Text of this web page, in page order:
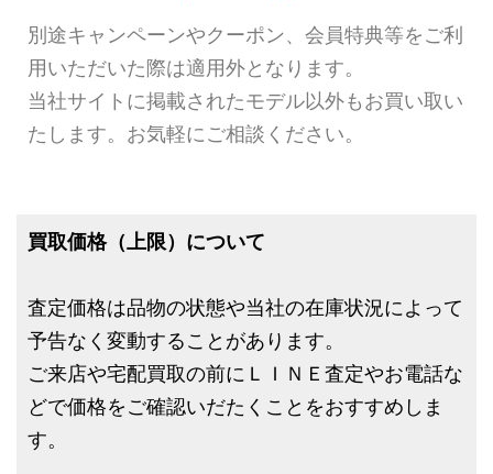
別途キャンペーンやクーポン、会員特典等をご利
用いただいた際は適用外となります。
当社サイトに掲載されたモデル以外もお買い取い
たします。お気軽にご相談ください。
買取価格（上限）について
査定価格は品物の状態や当社の在庫状況によって
予告なく変動することがあります。
ご来店や宅配買取の前にＬＩＮＥ査定やお電話な
どで価格をご確認いだたくことをおすすめしま
す。